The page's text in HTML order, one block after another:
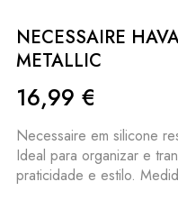
NECESSAIRE
METALLIC
16,99 €
Necessaire em silicone
Ideal para organizar e
praticidade e estilo.